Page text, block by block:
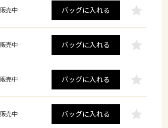
販売中 バッグに入れる
販売中 バッグに入れる
販売中 バッグに入れる
販売中 バッグに入れる